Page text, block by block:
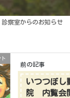
診察室からのお知らせ
前の記事
いつつぼし
院 内覧会